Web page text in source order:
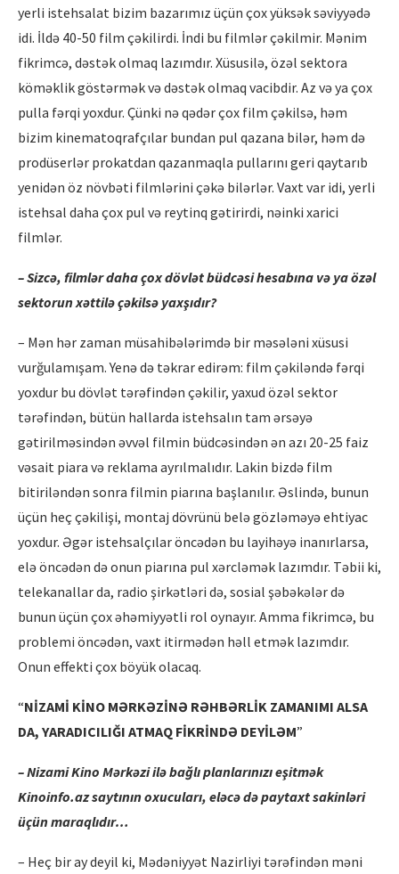
yerli istehsalat bizim bazarımız üçün çox yüksək səviyyədə
idi. İldə 40-50 film çəkilirdi. İndi bu filmlər çəkilmir. Mənim
fikrimcə, dəstək olmaq lazımdır. Xüsusilə, özəl sektora
köməklik göstərmək və dəstək olmaq vacibdir. Az və ya çox
pulla fərqi yoxdur. Çünki nə qədər çox film çəkilsə, həm
bizim kinematoqrafçılar bundan pul qazana bilər, həm də
prodüserlər prokatdan qazanmaqla pullarını geri qaytarıb
yenidən öz növbəti filmlərini çəkə bilərlər. Vaxt var idi, yerli
istehsal daha çox pul və reytinq gətirirdi, nəinki xarici
filmlər.
– Sizcə, filmlər daha çox dövlət büdcəsi hesabına və ya özəl
sektorun xəttilə çəkilsə yaxşıdır?
– Mən hər zaman müsahibələrimdə bir məsələni xüsusi
vurğulamışam. Yenə də təkrar edirəm: film çəkiləndə fərqi
yoxdur bu dövlət tərəfindən çəkilir, yaxud özəl sektor
tərəfindən, bütün hallarda istehsalın tam ərsəyə
gətirilməsindən əvvəl filmin büdcəsindən ən azı 20-25 faiz
vəsait piara və reklama ayrılmalıdır. Lakin bizdə film
bitiriləndən sonra filmin piarına başlanılır. Əslində, bunun
üçün heç çəkilişi, montaj dövrünü belə gözləməyə ehtiyac
yoxdur. Əgər istehsalçılar öncədən bu layihəyə inanırlarsa,
elə öncədən də onun piarına pul xərcləmək lazımdır. Təbii ki,
telekanallar da, radio şirkətləri də, sosial şəbəkələr də
bunun üçün çox əhəmiyyətli rol oynayır. Amma fikrimcə, bu
problemi öncədən, vaxt itirmədən həll etmək lazımdır.
Onun effekti çox böyük olacaq.
“NİZAMİ KİNO MƏRKƏZİNƏ RƏHBƏRLİK ZAMANIMI ALSA
DA, YARADICILIĞI ATMAQ FİKRİNDƏ DEYİLƏM”
– Nizami Kino Mərkəzi ilə bağlı planlarınızı eşitmək
Kinoinfo.az saytının oxucuları, eləcə də paytaxt sakinləri
üçün maraqlıdır…
– Heç bir ay deyil ki, Mədəniyyət Nazirliyi tərəfindən məni